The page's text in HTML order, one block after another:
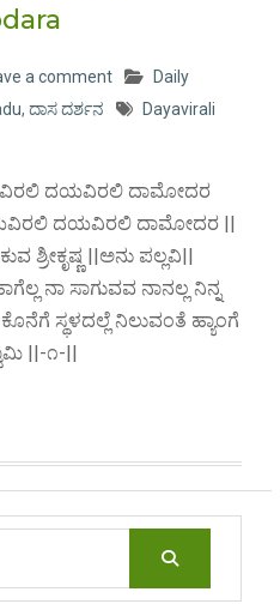
a comment
Daily
, ದಾಸ ದರ್ಶನ
Dayavirali
ದಯವಿರಲಿ ದಾಮೋದರ
ದಯವಿರಲಿ ದಾಮೋದರ ||
ಶ್ರೀಕೃಷ್ಣ ||ಅನು ಪಲ್ಲವಿ||
ನಾ ಸಾಗುವವ ನಾನಲ್ಲ ನಿನ್ನ
ಸ್ಥಳದಲ್ಲೆ ನಿಲುವಂತೆ ಹ್ಯಾಂಗೆ
||-೧-||